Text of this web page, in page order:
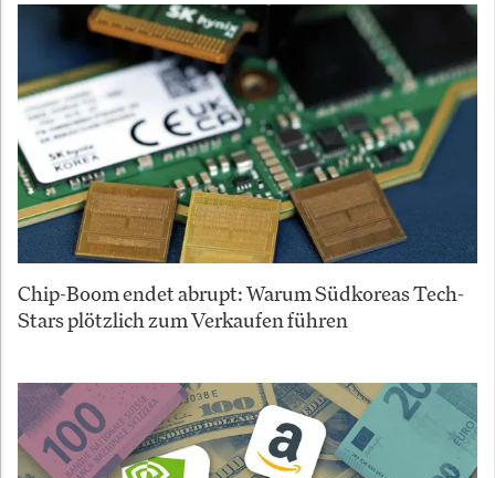
Chip-Boom endet abrupt: Warum Südkoreas Tech-
Stars plötzlich zum Verkaufen führen